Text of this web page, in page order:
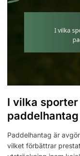
I vilka
Paddelhantag är
vilket förbättrar